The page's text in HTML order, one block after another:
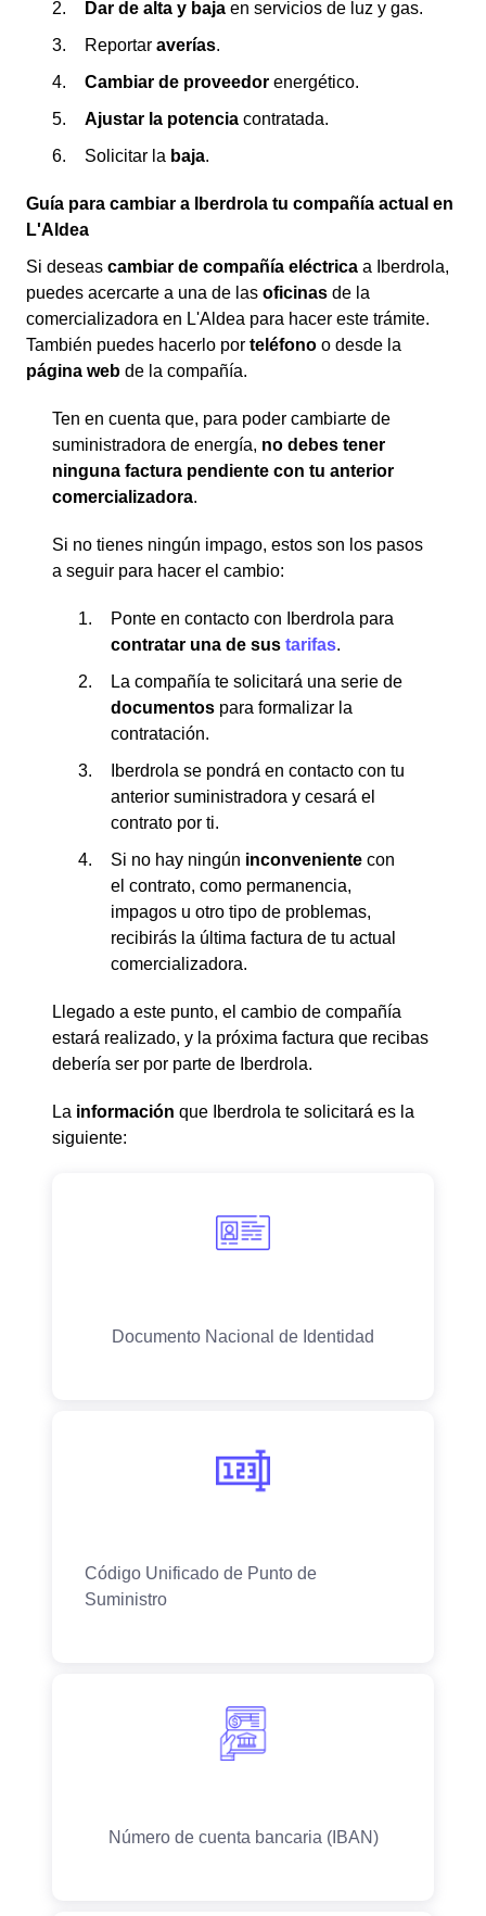
Dar de alta y baja en servicios de luz y gas.
Reportar averías.
Cambiar de proveedor energético.
Ajustar la potencia contratada.
Solicitar la baja.
Guía para cambiar a Iberdrola tu compañía actual en
L'Aldea
Si deseas cambiar de compañía eléctrica a Iberdrola,
puedes acercarte a una de las oficinas de la
comercializadora en L'Aldea para hacer este trámite.
También puedes hacerlo por teléfono o desde la
página web de la compañía.
Ten en cuenta que, para poder cambiarte de
suministradora de energía, no debes tener
ninguna factura pendiente con tu anterior
comercializadora.
Si no tienes ningún impago, estos son los pasos
a seguir para hacer el cambio:
Ponte en contacto con Iberdrola para
contratar una de sus tarifas.
La compañía te solicitará una serie de
documentos para formalizar la
contratación.
Iberdrola se pondrá en contacto con tu
anterior suministradora y cesará el
contrato por ti.
Si no hay ningún inconveniente con
el contrato, como permanencia,
impagos u otro tipo de problemas,
recibirás la última factura de tu actual
comercializadora.
Llegado a este punto, el cambio de compañía
estará realizado, y la próxima factura que recibas
debería ser por parte de Iberdrola.
La información que Iberdrola te solicitará es la
siguiente: